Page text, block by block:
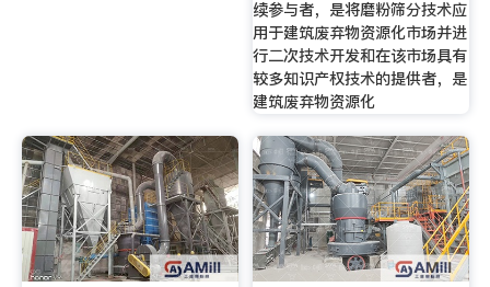
续参与者，是将磨粉筛分技术应
用于建筑废弃物资源化市场并进
行二次技术开发和在该市场具有
较多知识产权技术的提供者，是
建筑废弃物资源化